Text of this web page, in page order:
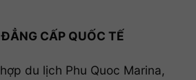
CẤP QUỐC TẾ
du lịch Phu Quoc Marina,